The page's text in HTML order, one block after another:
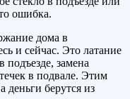
ошибка.
дома в
и сейчас. Это латание
подъезде, замена
в подвале. Этим
берутся из